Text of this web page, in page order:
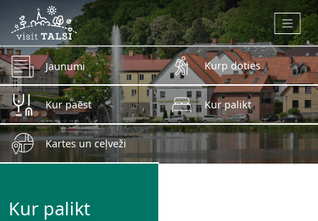
Skip to main content
Jaunumi Kurp doties
Kur paēst Kur palikt
Kartes un ceļveži
Kur palikt